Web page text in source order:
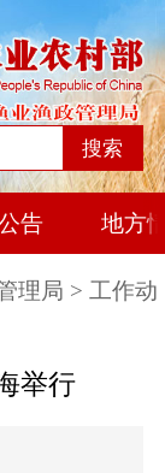
搜索
告 地方
理局 > 工作动
举行